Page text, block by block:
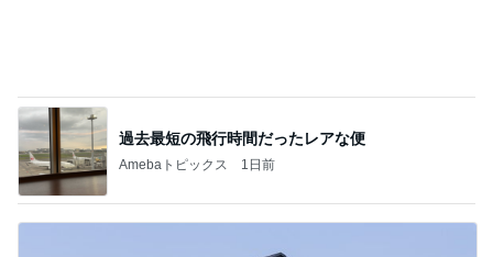
約20年振りの寝坊はゴミ回収の日
Amebaトピックス